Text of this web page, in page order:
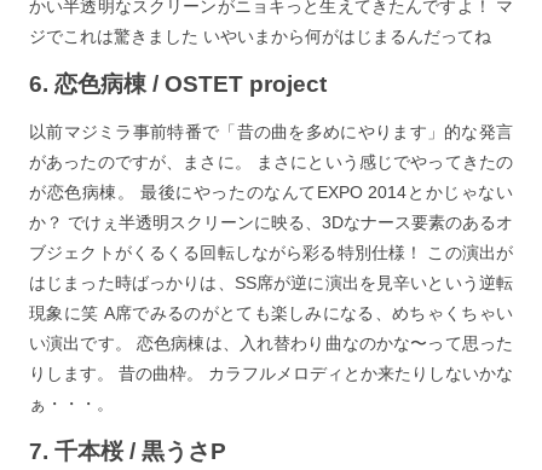
かい半透明なスクリーンがニョキっと生えてきたんですよ！ マ
ジでこれは驚きました いやいまから何がはじまるんだってね
6. 恋色病棟 / OSTET project
以前マジミラ事前特番で「昔の曲を多めにやります」的な発言
があったのですが、まさに。 まさにという感じでやってきたの
が恋色病棟。 最後にやったのなんてEXPO 2014とかじゃない
か？ でけぇ半透明スクリーンに映る、3Dなナース要素のあるオ
ブジェクトがくるくる回転しながら彩る特別仕様！ この演出が
はじまった時ばっかりは、SS席が逆に演出を見辛いという逆転
現象に笑 A席でみるのがとても楽しみになる、めちゃくちゃい
い演出です。 恋色病棟は、入れ替わり曲なのかな〜って思った
りします。 昔の曲枠。 カラフルメロディとか来たりしないかな
ぁ・・・。
7. 千本桜 / 黒うさP